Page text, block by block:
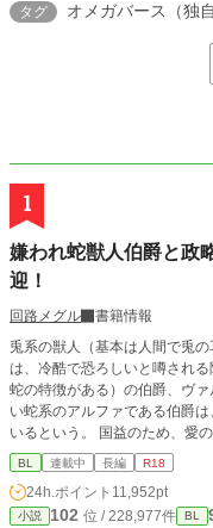
タグ オメガバース（独
1
嫌われ蛇獣人伯爵と政
迎！
回路メグル
書籍情報
兎系の獣人（基本は人間で兎
は、冷酷で恐ろしいと噂され
蛇の特徴がある）の伯爵、ヴ
い蛇系のアルファである伯爵
いるという。 国益のため、愛
ろしく感じる「蛇」なんて
喜んで伯爵へ嫁ぐことに。繁
人と一緒で楽しい！ ハッピー
だんだん伯爵本人も素敵な人
BL 連載中 長編 R18
24h.ポイント 11,952pt
小説 102 位 / 228,977件 BL